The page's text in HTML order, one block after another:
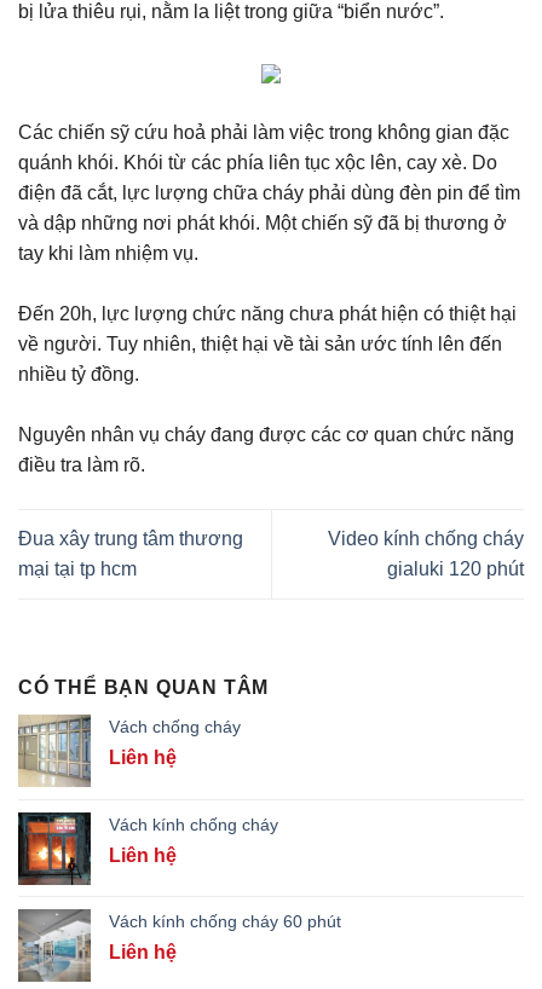
bị lửa thiêu rụi, nằm la liệt trong giữa “biển nước”.
Các chiến sỹ cứu hoả phải làm việc trong không gian đặc
quánh khói. Khói từ các phía liên tục xộc lên, cay xè. Do
điện đã cắt, lực lượng chữa cháy phải dùng đèn pin để tìm
và dập những nơi phát khói. Một chiến sỹ đã bị thương ở
tay khi làm nhiệm vụ.
Đến 20h, lực lượng chức năng chưa phát hiện có thiệt hại
về người. Tuy nhiên, thiệt hại về tài sản ước tính lên đến
nhiều tỷ đồng.
Nguyên nhân vụ cháy đang được các cơ quan chức năng
điều tra làm rõ.
Đua xây trung tâm thương
mại tại tp hcm
Video kính chống cháy
gialuki 120 phút
CÓ THỂ BẠN QUAN TÂM
Vách chống cháy
Liên hệ
Vách kính chống cháy
Liên hệ
Vách kính chống cháy 60 phút
Liên hệ